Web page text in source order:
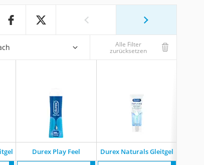
Alle Filter
zurücksetzen
Durex Play Feel Durex Naturals Gleitgel